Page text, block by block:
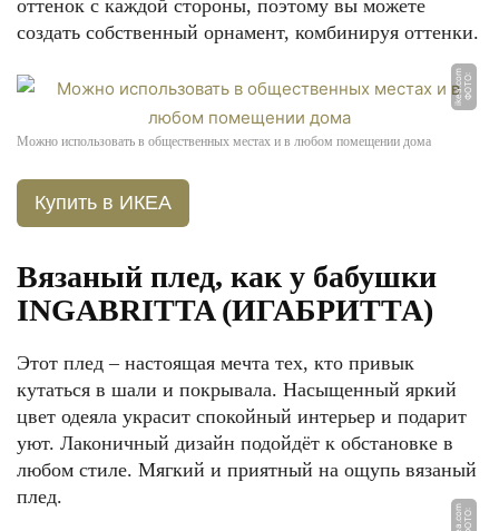
оттенок с каждой стороны, поэтому вы можете
создать собственный орнамент, комбинируя оттенки.
Ф
О
Т
О:
i
k
e
a.
c
o
m
Можно использовать в общественных местах и в любом помещении дома
Купить в ИКЕА
Вязаный плед, как у бабушки
INGABRITTA (ИГАБРИТТА)
Этот плед – настоящая мечта тех, кто привык
кутаться в шали и покрывала. Насыщенный яркий
цвет одеяла украсит спокойный интерьер и подарит
уют. Лаконичный дизайн подойдёт к обстановке в
любом стиле. Мягкий и приятный на ощупь вязаный
плед.
Ф
О
Т
О:
i
k
e
a.
c
o
m